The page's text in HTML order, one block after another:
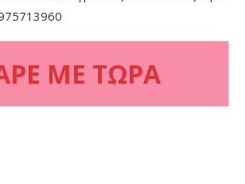
ΜΕ ΤΩΡΑ